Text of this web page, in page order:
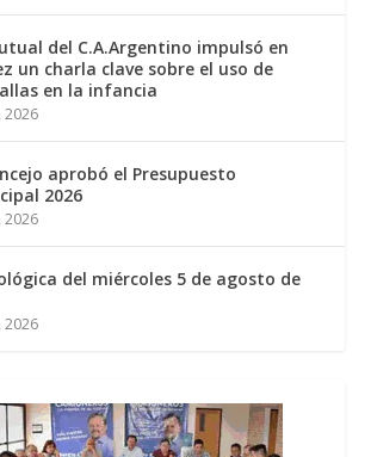
del C.A.Argentino impulsó en
un charla clave sobre el uso de
en la infancia
2026
aprobó el Presupuesto
2026
2026
del miércoles 5 de agosto de
2026